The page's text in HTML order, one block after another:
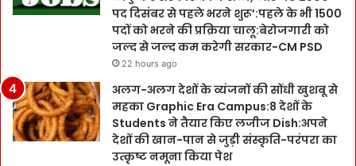
पद दिसंबर से पहले भरने शुरू’:पहले के भी 1500
पदों को भरने की प्रक्रिया चालू:बेरोजगारी को
जल्द से जल्द कम करेगी सरकार-CM PSD
22 hours ago
अलग-अलग देशों के व्यंजनों की सोंधी खुशबू से
महका Graphic Era Campus:8 देशों के
Students ने तैयार किए लजीज Dish:अपने
देशों की खान-पान से जुड़ी संस्कृति-परंपरा का
उत्कृष्ट नमूना किया पेश